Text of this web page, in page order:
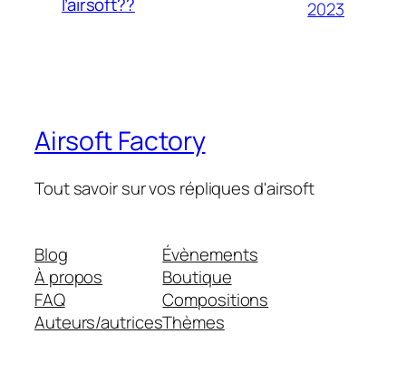
2023
Airsoft Factory
Tout savoir sur vos répliques d'airsoft
Blog
À propos
FAQ
Auteurs/autrices
Évènements
Boutique
Compositions
Thèmes